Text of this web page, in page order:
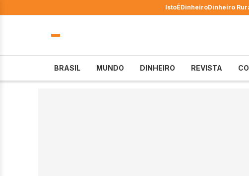
IstoÉDinheiroDinheiro
BRASIL MUNDO DINHEIRO REVISTA